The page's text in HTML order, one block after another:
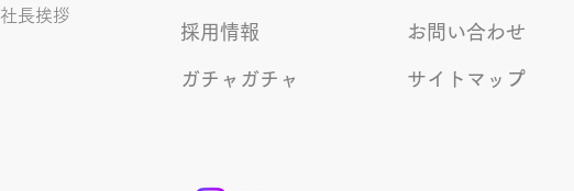
長挨拶
採用情報 お問い合わせ
ガチャガチャ サイトマップ